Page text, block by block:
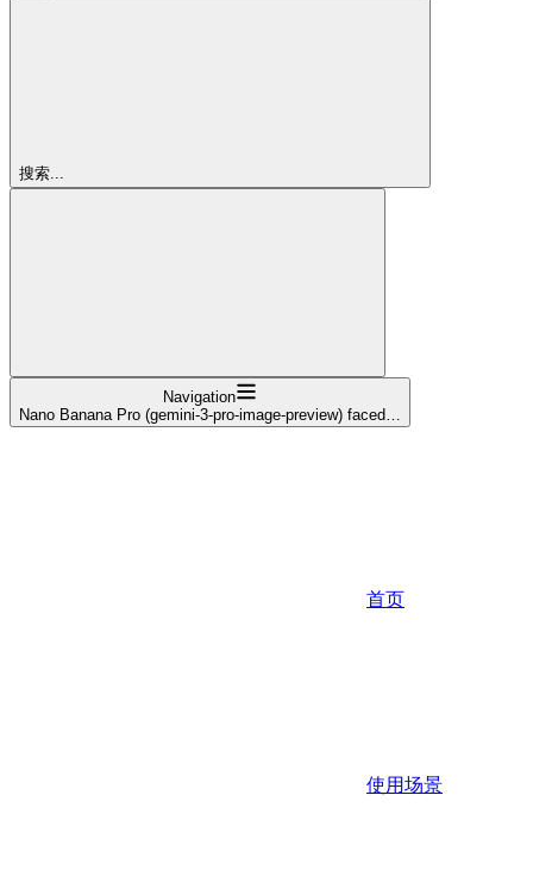
搜索...
Navigation
Nano Banana Pro (gemini-3-pro-image-preview) faced…
首页
使用场景